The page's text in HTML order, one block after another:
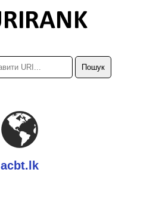
acbt.lk